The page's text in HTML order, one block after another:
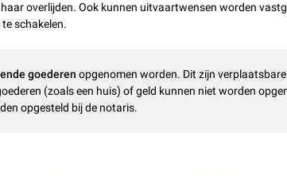
overlijden. Ook kunnen uitvaartwensen worden
schakelen.
goederen opgenomen worden. Dit zijn
(zoals een huis) of geld kunnen niet worden
opgesteld bij de notaris.